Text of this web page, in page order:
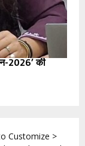
2026’ की
Customize >